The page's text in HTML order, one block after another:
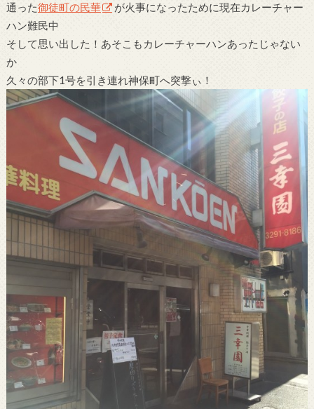
通った御徒町の民華
が火事になったために現在カレーチャー
ハン難民中
そして思い出した！あそこもカレーチャーハンあったじゃない
か
久々の部下1号を引き連れ神保町へ突撃ぃ！